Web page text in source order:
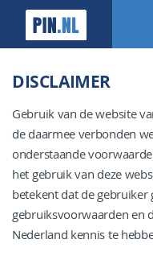
DISCLAIMER
Gebruik van de website
de daarmee verbonden
onderstaande
het gebruik van deze
betekent dat de gebruiker
gebruiksvoorwaarden en
Nederland kennis te